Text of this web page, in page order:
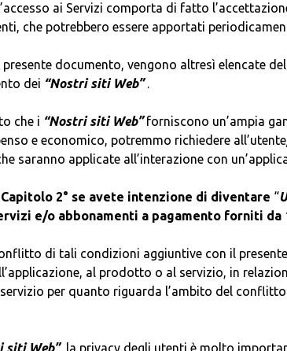
ai Servizi comporta di fatto
che potrebbero essere apportati
documento, vengono altresì elencate
dei “Nostri siti Web”.
che i “Nostri siti Web”forniscono un’ampia
e economico, potremmo richiedere
saranno applicate all’interazione con
2° se avete intenzione di diventare “
e/o abbonamenti a pagamento forniti da
di tali condizioni aggiuntive con il
al prodotto o al servizio, in
per quanto riguarda l’ambito del
siti Web”, la privacy degli utenti è molto